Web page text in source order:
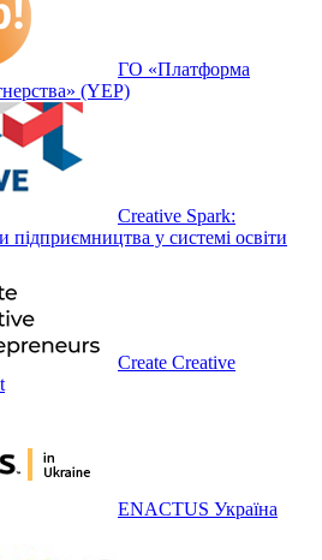
ГО «Платформа
(YEP)
Creative Spark:
підприємництва у системі освіти
Create Creative
ENACTUS Україна